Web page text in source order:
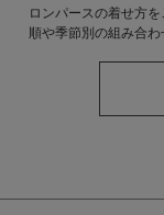
ロンパースの着せ方
順や季節別の組み合わ